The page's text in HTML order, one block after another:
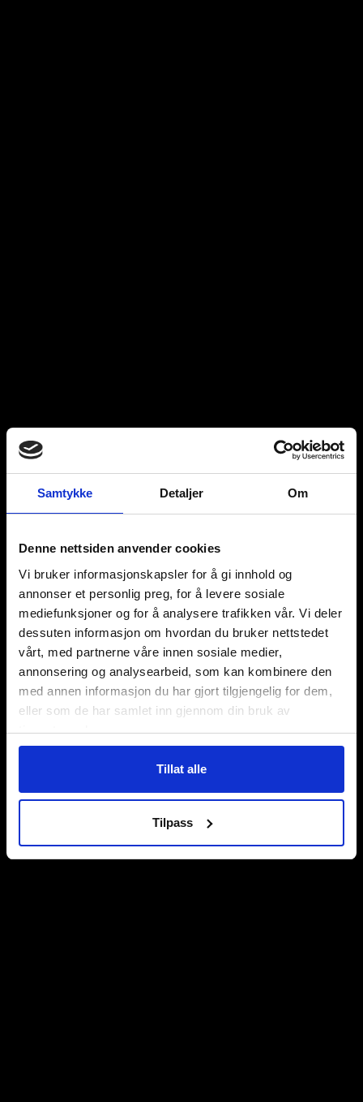
Samtykke Detaljer Om
Denne nettsiden anvender cookies
Vi bruker informasjonskapsler for å gi innhold og
annonser et personlig preg, for å levere sosiale
mediefunksjoner og for å analysere trafikken vår. Vi deler
dessuten informasjon om hvordan du bruker nettstedet
vårt, med partnerne våre innen sosiale medier,
annonsering og analysearbeid, som kan kombinere den
med annen informasjon du har gjort tilgjengelig for dem,
eller som de har samlet inn gjennom din bruk av
tjenestene deres.
Tillat alle
Tilpass